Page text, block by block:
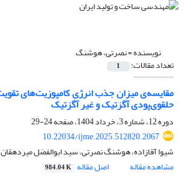
نویسنده =نصرتی، هوشنگ
تعداد مقالات: 1
مقایسه‌ی میزان جذب انرژی کامپوزیت‌های
حلقوی‌پودی آگزتیک و غیر آگزتیک
دوره 12، شماره 3، خرداد 1404، صفحه
24-29
10.22034/ijme.2025.512820.2067
شیوا آقازاده، هوشنگ نصرتی، سید ابوالفضل میردهقان
مشاهده مقاله
اصل مقاله 984.04 K